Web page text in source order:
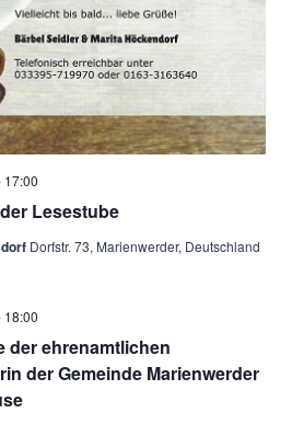
Lesestube
17:00
Dorfstr. 73, Marienwerder, Deutschland
der ehrenamtlichen
der Gemeinde Marienwerder
18:00